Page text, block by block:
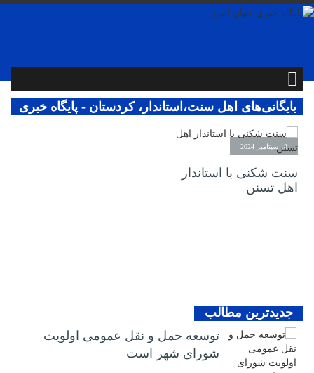
بایگانی‌های اهل سنت،استاندار، کردستان - پایگاه خبری
جهان البرز
18 سپتامبر 2024
سنت شکنی با استاندار
اهل تسنن
جدیدترین مطالب
توسعه حمل و نقل عمومی اولویت
شورای شهر است